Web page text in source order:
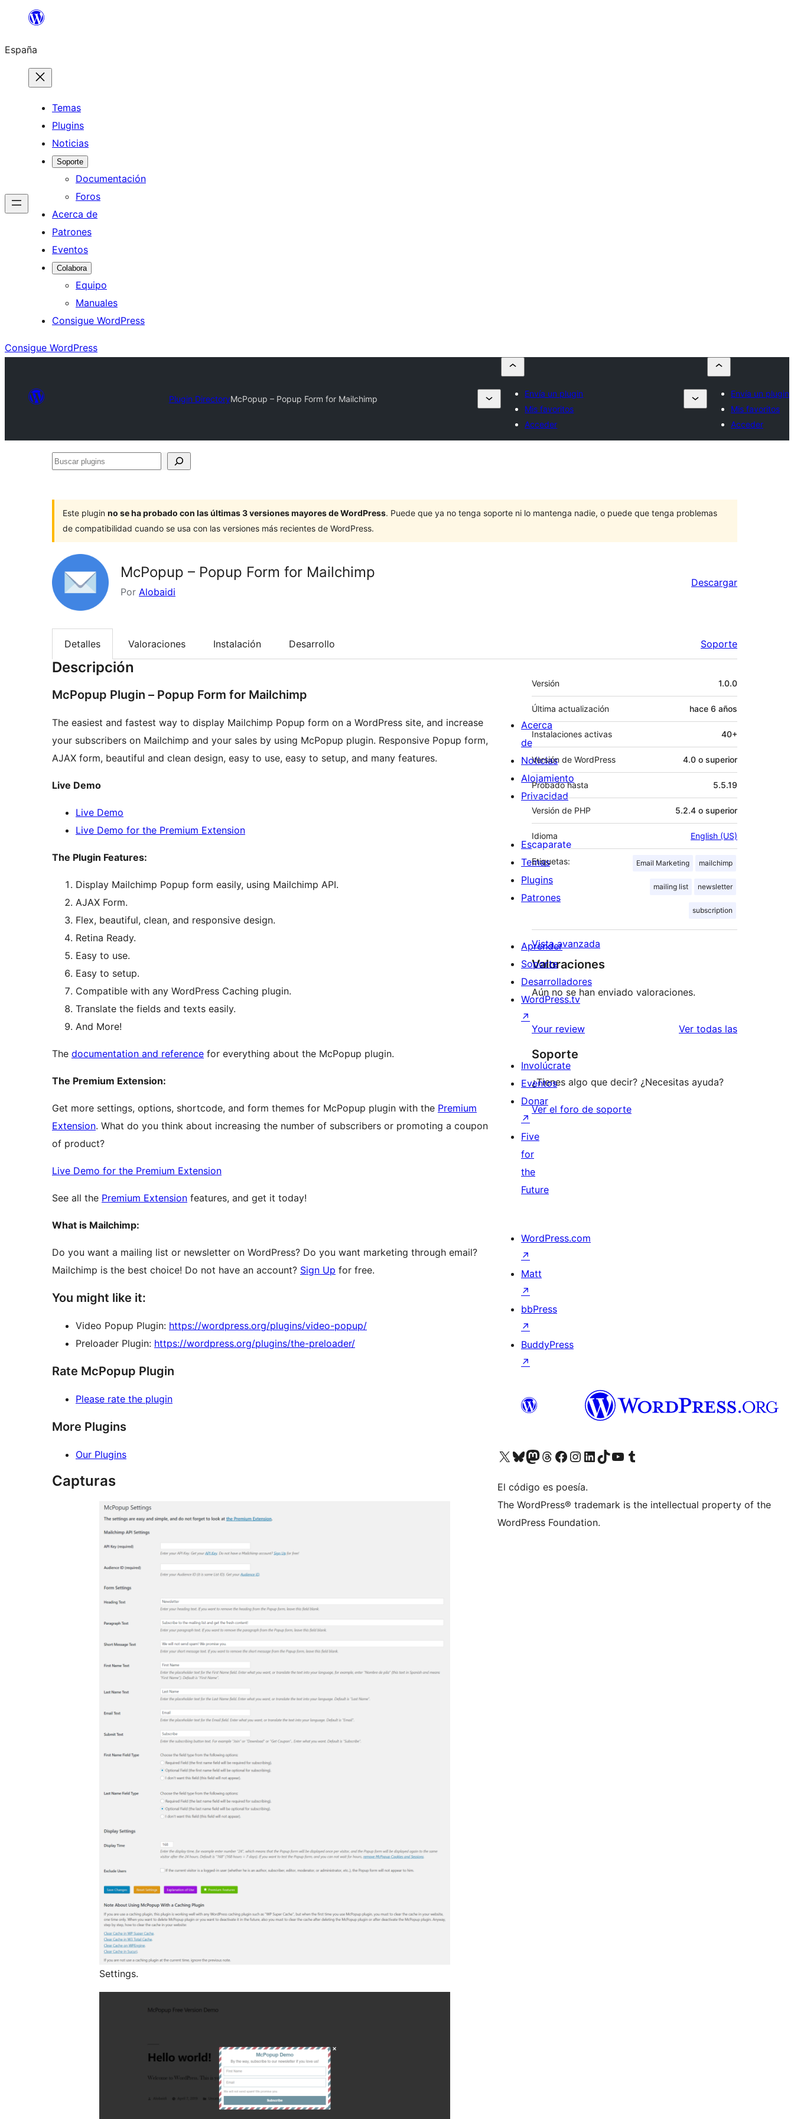
Saltar
contenido
España
Temas
Plugins
Noticias
Soporte
Documentación
Foros
Acerca de
Patrones
Eventos
Colabora
Equipo
Manuales
Consigue WordPress
Consigue WordPress
Plugin DirectoryMcPopup – Popup Form for Mailchimp
Envía un plugin
Mis favoritos
Acceder
Envía un plugin
Mis favoritos
Acceder
Buscar
Este plugin no se ha probado con las últimas 3 versiones mayores de WordPress. Puede que ya no tenga soporte ni lo mantenga nadie, o puede que tenga problemas
de compatibilidad cuando se usa con las versiones más recientes de WordPress.
McPopup – Popup Form for Mailchimp
Por Alobaidi
Descargar
Detalles Valoraciones Instalación Desarrollo Soporte
Descripción
McPopup Plugin – Popup Form for Mailchimp
The easiest and fastest way to display Mailchimp Popup form on a WordPress site, and increase
your subscribers on Mailchimp and your sales by using McPopup plugin. Responsive Popup form,
AJAX form, beautiful and clean design, easy to use, easy to setup, and many features.
Live Demo
Live Demo
Live Demo for the Premium Extension
The Plugin Features:
Display Mailchimp Popup form easily, using Mailchimp API.
AJAX Form.
Flex, beautiful, clean, and responsive design.
Retina Ready.
Easy to use.
Easy to setup.
Compatible with any WordPress Caching plugin.
Translate the fields and texts easily.
And More!
The documentation and reference for everything about the McPopup plugin.
The Premium Extension:
Get more settings, options, shortcode, and form themes for McPopup plugin with the Premium
Extension. What do you think about increasing the number of subscribers or promoting a coupon
of product?
Live Demo for the Premium Extension
See all the Premium Extension features, and get it today!
What is Mailchimp:
Do you want a mailing list or newsletter on WordPress? Do you want marketing through email?
Mailchimp is the best choice! Do not have an account? Sign Up for free.
You might like it:
Video Popup Plugin: https://wordpress.org/plugins/video-popup/
Preloader Plugin: https://wordpress.org/plugins/the-preloader/
Rate McPopup Plugin
Please rate the plugin
More Plugins
Our Plugins
Capturas
Settings.
Meta
Versión 1.0.0
Última actualización hace 6 años
Instalaciones activas 40+
Versión de WordPress 4.0 o superior
Probado hasta 5.5.19
Versión de PHP 5.2.4 o superior
Idioma English (US)
Etiquetas: Email Marketing mailchimp
mailing list newsletter
subscription
Vista avanzada
Valoraciones
Aún no se han enviado valoraciones.
Your review Ver todas lasvaloraciones
Soporte
¿Tienes algo que decir? ¿Necesitas ayuda?
Ver el foro de soporte
Acerca
de
Noticias
Alojamiento
Privacidad
Escaparate
Temas
Plugins
Patrones
Aprender
Soporte
Desarrolladores
WordPress.tv
↗
Involúcrate
Eventos
Donar
↗
Five
for
the
Future
WordPress.com
↗
Matt
↗
bbPress
↗
BuddyPress
↗
Visita nuestra cuenta de X (anteriormente Twitter)
Visita nuestra cuenta de Bluesky
Visita nuestra cuenta de Mastodon
Visita nuestra cuenta de Threads
Visita nuestra página de Facebook
Visita nuestra cuenta de Instagram
Visita nuestra cuenta de LinkedIn
Visita nuestra cuenta de TikTok
Visita nuestro canal de YouTube
Visita nuestra cuenta de Tumblr
El código es poesía.
The WordPress® trademark is the intellectual property of the
WordPress Foundation.